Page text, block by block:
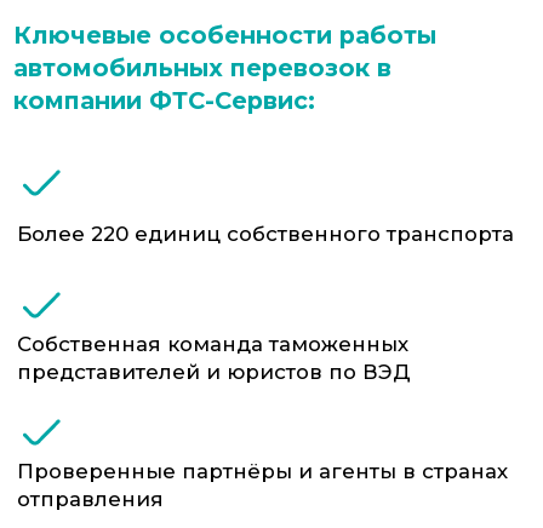
Южная Корея – Россия (в составе
мультимодальных схем)
Китай – Россия (через Казахстан, Монголию
или напрямую)
Литва, Чехия и др.)
Основные направления
автомобильных перевозок ФТС-
поставками и санкционной продукцией